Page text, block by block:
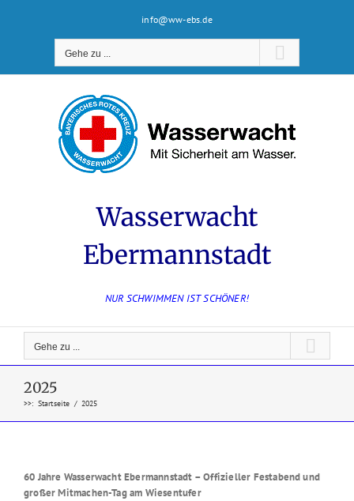
info@ww-ebs.de
Gehe zu ...
Wasserwacht
Ebermannstadt
NUR SCHWIMMEN IST SCHÖNER!
Gehe zu ...
2025
>>: Startseite / 2025
60 Jahre Wasserwacht Ebermannstadt – Offizieller Festabend und
großer Mitmachen-Tag am Wiesentufer